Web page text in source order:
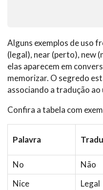
Alguns exemplos de uso
(legal), near (perto), new
elas aparecem em
memorizar. O segredo
associando a tradução
Confira a tabela com
Palavra
No
Não
Nice
Legal